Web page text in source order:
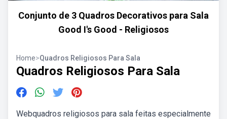
Conjunto de 3 Quadros Decorativos para Sala
Good I's Good - Religiosos
Home>Quadros Religiosos Para Sala
Quadros Religiosos Para Sala
Webquadros religiosos para sala feitas especialmente